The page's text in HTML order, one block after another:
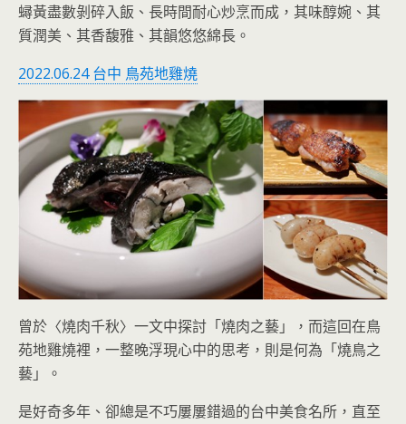
蟳黃盡數剝碎入飯、長時間耐心炒烹而成，其味醇婉、其
質潤美、其香馥雅、其韻悠悠綿長。
2022.06.24 台中 鳥苑地雞燒
曾於〈燒肉千秋〉一文中探討「燒肉之藝」，而這回在鳥
苑地雞燒裡，一整晚浮現心中的思考，則是何為「燒鳥之
藝」。
是好奇多年、卻總是不巧屢屢錯過的台中美食名所，直至